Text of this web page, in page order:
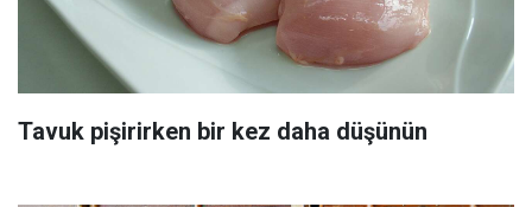
Tavuk pişirirken bir kez daha düşünün